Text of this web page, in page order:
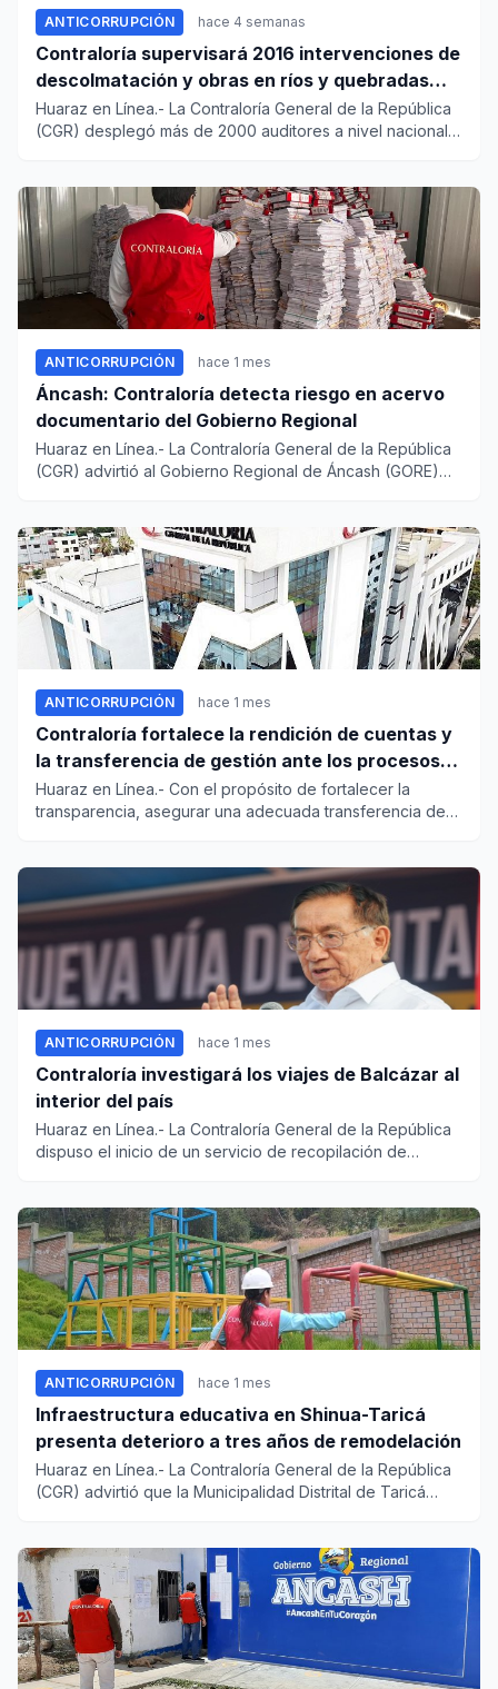
ANTICORRUPCIÓN hace 4 semanas
Contraloría supervisará 2016 intervenciones de
descolmatación y obras en ríos y quebradas
para afrontar al Fenómeno El Niño
Huaraz en Línea.- La Contraloría General de la República
(CGR) desplegó más de 2000 auditores a nivel nacional
ANTICORRUPCIÓN hace 1 mes
Áncash: Contraloría detecta riesgo en acervo
documentario del Gobierno Regional
Huaraz en Línea.- La Contraloría General de la República
(CGR) advirtió al Gobierno Regional de Áncash (GORE)
ANTICORRUPCIÓN hace 1 mes
Contraloría fortalece la rendición de cuentas y
la transferencia de gestión ante los procesos
electorales de 2026
Huaraz en Línea.- Con el propósito de fortalecer la
transparencia, asegurar una adecuada transferencia de
ANTICORRUPCIÓN hace 1 mes
Contraloría investigará los viajes de Balcázar al
interior del país
Huaraz en Línea.- La Contraloría General de la República
dispuso el inicio de un servicio de recopilación de
ANTICORRUPCIÓN hace 1 mes
Infraestructura educativa en Shinua-Taricá
presenta deterioro a tres años de remodelación
Huaraz en Línea.- La Contraloría General de la República
(CGR) advirtió que la Municipalidad Distrital de Taricá